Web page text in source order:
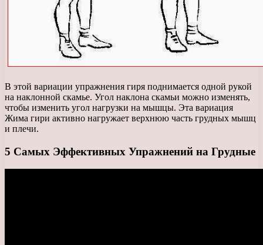
В этой вариации упражнения гиря поднимается одной рукой
на наклонной скамье. Угол наклона скамьи можно изменять,
чтобы изменить угол нагрузки на мышцы. Эта вариация
Жима гири активно нагружает верхнюю часть грудных мышц
и плечи.
5 Самых Эффективных Упражнений на Грудные